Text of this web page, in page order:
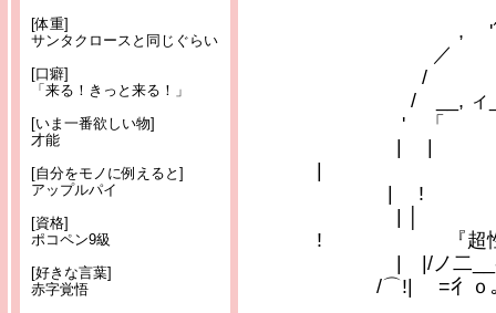
[体重]
サンタクロースと同じぐらい
[口癖]
「来る！きっと来る！」
[いま一番欲しい物]
才能
[自分をモノに例えると]
アップルパイ
[資格]
ポコペン9級
[好きな言葉]
赤字覚悟
, '´
/
/ __, ィ_,-ｧ
' 「
|
! 『超性交
| |/ノ二__‐──
/⌒!| =彳ｏ｡ﾄ